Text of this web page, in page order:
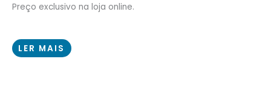
Preço exclusivo na loja online.
LER MAIS